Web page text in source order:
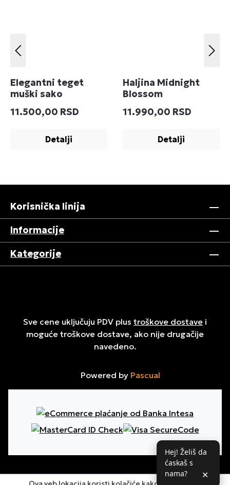
Hej! Želiš da
ćaskaš s
nama?
✕
Elegantni teget
muški sako
Redovna cena:
11.500,00 RSD
Detalji
Haljina Midnight
Blossom
Redovna cena:
11.990,00 RSD
Detalji
Korisnička linija
Informacije
Kategorije
Sve cene uključuju PDV plus troškove dostave i
moguće troškove dostave, ako nije drugačije
navedeno.
Powered by Pascual